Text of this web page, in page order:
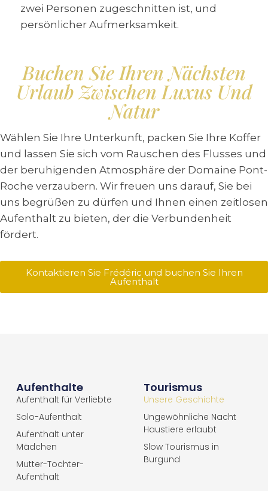
zwei Personen zugeschnitten ist, und
persönlicher Aufmerksamkeit.
Buchen Sie Ihren Nächsten
Urlaub Zwischen Luxus Und
Natur
Wählen Sie Ihre Unterkunft, packen Sie Ihre Koffer
und lassen Sie sich vom Rauschen des Flusses und
der beruhigenden Atmosphäre der Domaine Pont-
Roche verzaubern. Wir freuen uns darauf, Sie bei
uns begrüßen zu dürfen und Ihnen einen zeitlosen
Aufenthalt zu bieten, der die Verbundenheit
fördert.
Kontaktieren Sie Frédéric und buchen Sie Ihren
Aufenthalt
Aufenthalte
Aufenthalt für Verliebte
Solo-Aufenthalt
Aufenthalt unter
Mädchen
Mutter-Tochter-
Aufenthalt
Tourismus
Unsere Geschichte
Ungewöhnliche Nacht
Haustiere erlaubt
Slow Tourismus in
Burgund